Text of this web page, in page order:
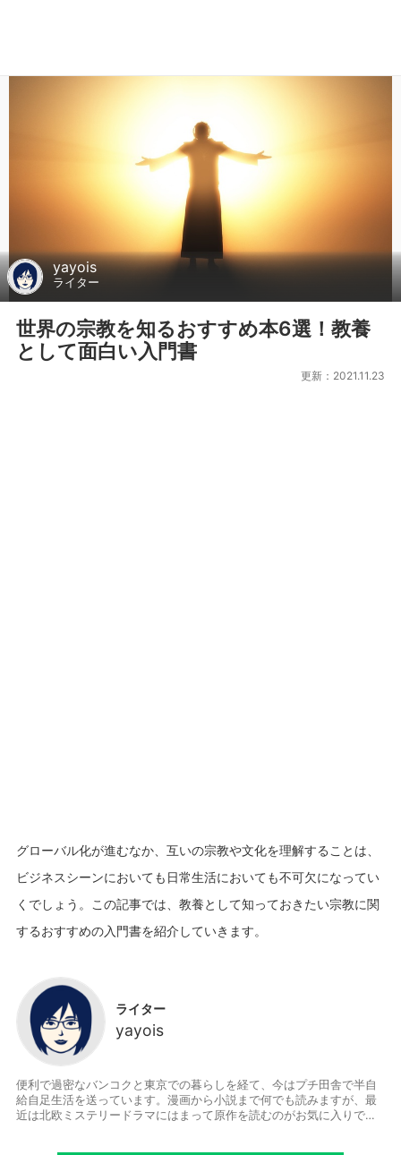
yayois
ライター
世界の宗教を知るおすすめ本6選！教養
として面白い入門書
更新：2021.11.23
グローバル化が進むなか、互いの宗教や文化を理解することは、
ビジネスシーンにおいても日常生活においても不可欠になってい
くでしょう。この記事では、教養として知っておきたい宗教に関
ライター
yayois
便利で過密なバンコクと東京での暮らしを経て、今はプチ田舎で半自
給自足生活を送っています。漫画から小説まで何でも読みますが、最
近は北欧ミステリードラマにはまって原作を読むのがお気に入りで